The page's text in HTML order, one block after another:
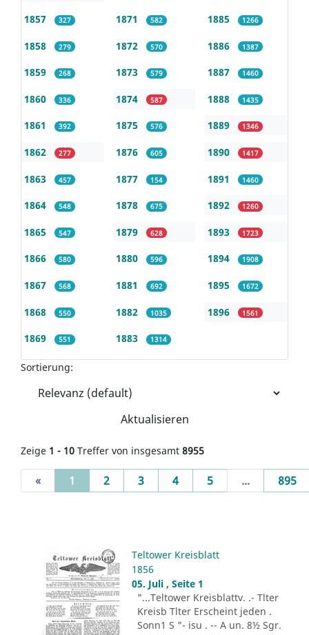
1857 327
1858 279
1859 268
1860 336
1861 392
1862 277
1863 457
1864 548
1865 547
1866 580
1867 568
1868 550
1869 551
1871 582
1872 570
1873 579
1874 587
1875 576
1876 605
1877 154
1878 675
1879 628
1880 596
1881 692
1882 1035
1883 1314
1885 1266
1886 1387
1887 1460
1888 1435
1889 1346
1890 1417
1891 1460
1892 1260
1893 1723
1894 1908
1895 1672
1896 1561
Sortierung:
Aktualisieren
Zeige 1 - 10 Treffer von insgesamt 8955
« 1 (current)
2 3 4 5 ... 895
Teltower Kreisblatt
1856
05. Juli , Seite 1
"...Teltower Kreisblattv. .- Tlter
Kreisb Tlter Erscheint jeden .
Sonn1 S "- isu . -- A un. 8½ Sgr.